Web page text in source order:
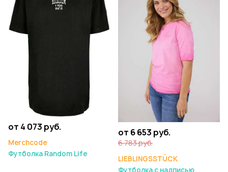
от 4 073 руб.
Merchcode
Футболка Random Life
от 6 653 руб.
6 783 руб.
LIEBLINGSSTÜCK
Футболка с надписью